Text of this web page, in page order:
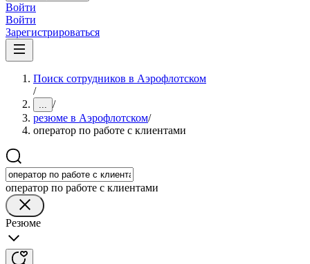
Войти
Войти
Зарегистрироваться
Поиск сотрудников в Аэрофлотском
/
... /
резюме в Аэрофлотском/
оператор по работе с клиентами
оператор по работе с клиентами
Резюме